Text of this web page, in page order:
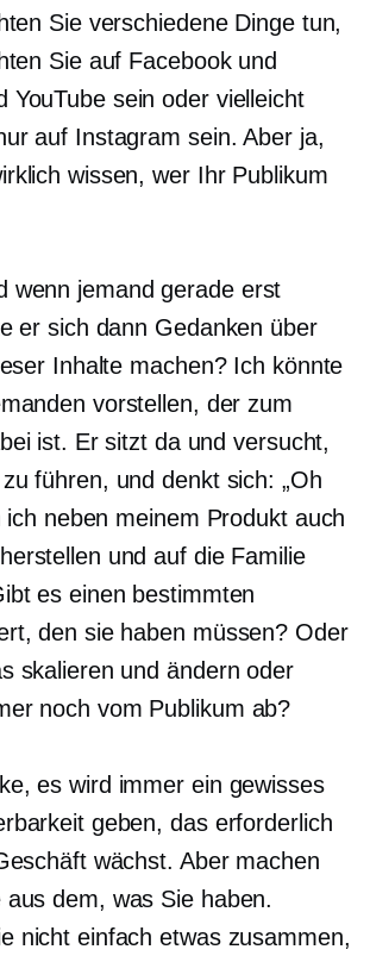
Sie verschiedene Dinge tun,
Sie auf Facebook und
YouTube sein oder vielleicht
auf Instagram sein. Aber ja,
wissen, wer Ihr Publikum
wenn jemand gerade erst
er sich dann Gedanken über
Inhalte machen? Ich könnte
vorstellen, der zum
ist. Er sitzt da und versucht,
führen, und denkt sich: „Oh
neben meinem Produkt auch
und auf die Familie
es einen bestimmten
den sie haben müssen? Oder
skalieren und ändern oder
noch vom Publikum ab?
es wird immer ein gewisses
geben, das erforderlich
wächst. Aber machen
aus dem, was Sie haben.
nicht einfach etwas zusammen,